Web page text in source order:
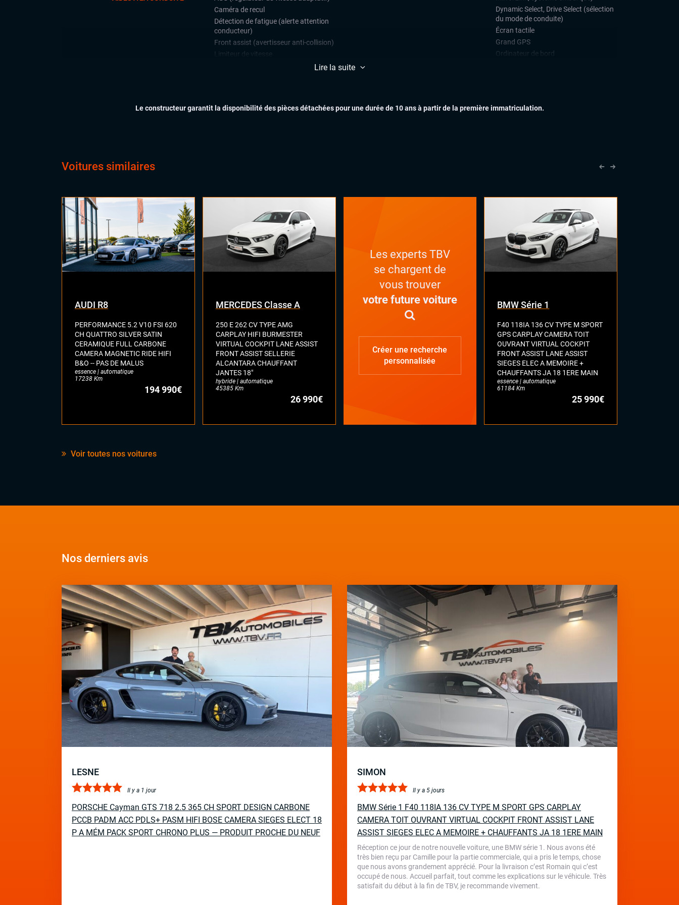
Caméra de recul
Détection de fatigue (alerte attention
conducteur)
Front assist (avertisseur anti-collision)
Limiteur de vitesse
Radars de stationnement avant et
CONFORT
Accès et démarrage mains libres
Dynamic Select, Drive Select (sélection
du mode de conduite)
Écran tactile
Grand GPS
Ordinateur de bord
Rétroviseurs dégivrants
Lire la suite
Le constructeur garantit la disponibilité des pièces détachées pour une durée de 10 ans à partir de la première immatriculation.
Voitures similaires
AUDI R8
PERFORMANCE 5.2 V10 FSI 620
CH QUATTRO SILVER SATIN
CERAMIQUE FULL CARBONE
CAMERA MAGNETIC RIDE HIFI
B&O -- PAS DE MALUS
essence | automatique
17238 Km
194 990€
MERCEDES Classe A
250 E 262 CV TYPE AMG
CARPLAY HIFI BURMESTER
VIRTUAL COCKPIT LANE ASSIST
FRONT ASSIST SELLERIE
ALCANTARA CHAUFFANT
JANTES 18"
hybride | automatique
45385 Km
26 990€
Les experts TBV
se chargent de
vous trouver
votre future voiture
Créer une recherche
personnalisée
BMW Série 1
F40 118IA 136 CV TYPE M SPORT
GPS CARPLAY CAMERA TOIT
OUVRANT VIRTUAL COCKPIT
FRONT ASSIST LANE ASSIST
SIEGES ELEC A MEMOIRE +
CHAUFFANTS JA 18 1ERE MAIN
essence | automatique
61184 Km
25 990€
Voir toutes nos voitures
Nos derniers avis
LESNE
Il y a 1 jour
PORSCHE Cayman GTS 718 2.5 365 CH SPORT DESIGN CARBONE
PCCB PADM ACC PDLS+ PASM HIFI BOSE CAMERA SIEGES ELECT 18
P A MÉM PACK SPORT CHRONO PLUS — PRODUIT PROCHE DU NEUF
SIMON
Il y a 5 jours
BMW Série 1 F40 118IA 136 CV TYPE M SPORT GPS CARPLAY
CAMERA TOIT OUVRANT VIRTUAL COCKPIT FRONT ASSIST LANE
ASSIST SIEGES ELEC A MEMOIRE + CHAUFFANTS JA 18 1ERE MAIN
Réception ce jour de notre nouvelle voiture, une BMW série 1. Nous avons été
très bien reçu par Camille pour la partie commerciale, qui a pris le temps, chose
que nous avons grandement apprécié. Pour la livraison c’est Romain qui c’est
occupé de nous. Accueil parfait, tout comme les explications sur le véhicule. Très
satisfait du début à la fin de TBV, je recommande vivement.